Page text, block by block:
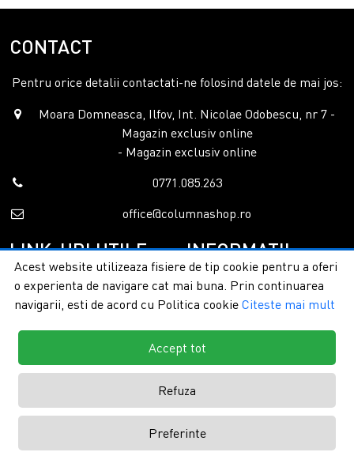
CONTACT
Pentru orice detalii contactati-ne folosind datele de mai jos:
Moara Domneasca, Ilfov, Int. Nicolae Odobescu, nr 7 -
Magazin exclusiv online
- Magazin exclusiv online
0771.085.263
office@columnashop.ro
LINK-URI UTILE
Acasa
Despre noi
Formular retur
INFORMATII
Garantie si service
Detalii livrare
Termeni si conditii
Copyright © 2026 - ColumnaShop |
magazine online by ITeXclusiv.ro
Acest website utilizeaza fisiere de tip cookie pentru a oferi
o experienta de navigare cat mai buna. Prin continuarea
navigarii, esti de acord cu Politica cookie Citeste mai mult
Accept tot
Refuza
Preferinte